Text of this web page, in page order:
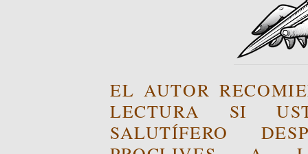
EL AUTOR
LECTURA SI
SALUTÍFERO